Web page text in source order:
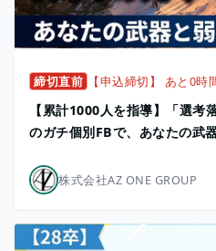
締切直前 【申込締切】 あと0時
【累計1000人を指導】「選考
のガチ個別FBで、あなたの武
株式会社AZ ONE GROUP